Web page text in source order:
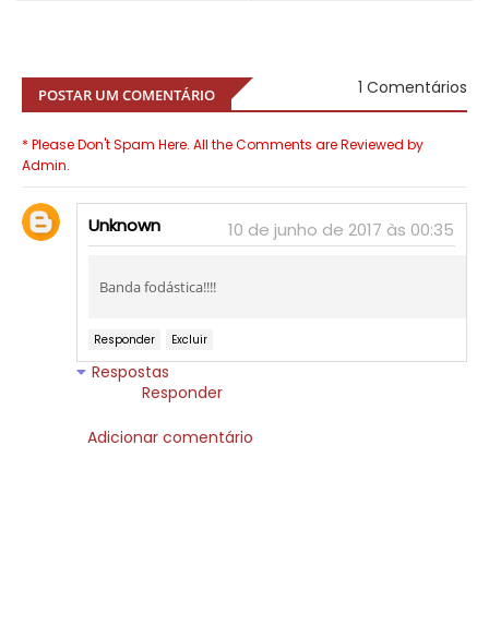
POSTAR UM COMENTÁRIO 1 Comentários
* Please Don't Spam Here. All the Comments are Reviewed by
Admin.
Unknown 10 de junho de 2017 às 00:35
Banda fodástica!!!!
Responder Excluir
Respostas
Responder
Adicionar comentário